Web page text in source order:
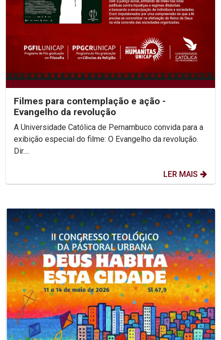
Filmes para contemplação e ação -
Evangelho da revolução
A Universidade Católica de Pernambuco convida para a
exibição especial do filme: O Evangelho da revolução.
Dir....
LER MAIS